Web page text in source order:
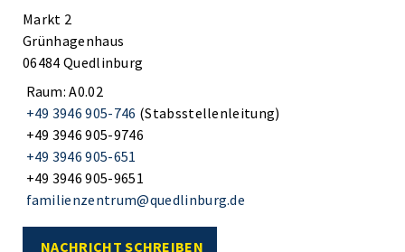
Markt 2
Grünhagenhaus
06484 Quedlinburg
Raum: A0.02
+49 3946 905-746 (Stabsstellenleitung)
+49 3946 905-9746
+49 3946 905-651
+49 3946 905-9651
familienzentrum@quedlinburg.de
NACHRICHT SCHREIBEN